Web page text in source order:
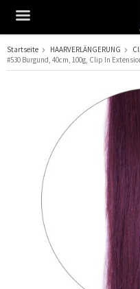
Das Produkt
Startseite HAARVERLÄNGERUNG
#530 Burgund, 40cm, 100g, Clip In